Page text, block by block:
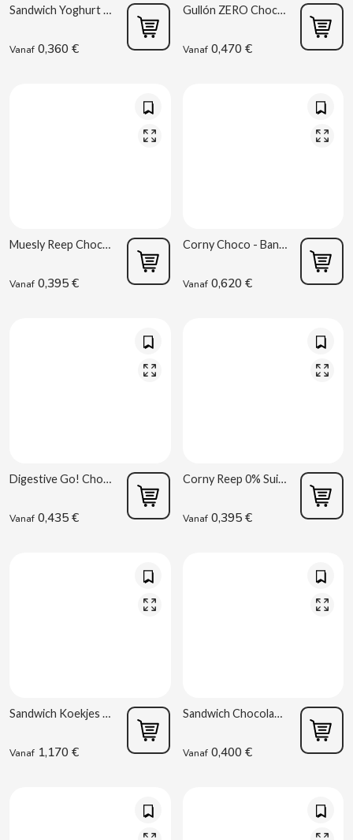
CALVO
CERDÁN CARAMELOS
CHUPA CHUPS
Sandwich Yoghurt Vitalday 44 g Gullón
Vanaf 0,360 €
Gullón ZERO Chocolade Wafels S/A 60 g
Vanaf0,470 €
Muesly Reep Chocolade Granen 25 g Hero
Vanaf 0,395 €
Corny Choco - Banana Big Reep 50 g Hero
Vanaf 0,620 €
Digestive Go! Chocolade en Havermout 43g Fontaneda
Vanaf 0,435 €
Corny Reep 0% Suikers 20 g
Vanaf 0,395 €
Sandwich Koekjes met Chocoladecrème 250 g Gullón
Vanaf 1,170 €
Sandwich Chocolade Glutenvrij 45 g
Vanaf0,400 €